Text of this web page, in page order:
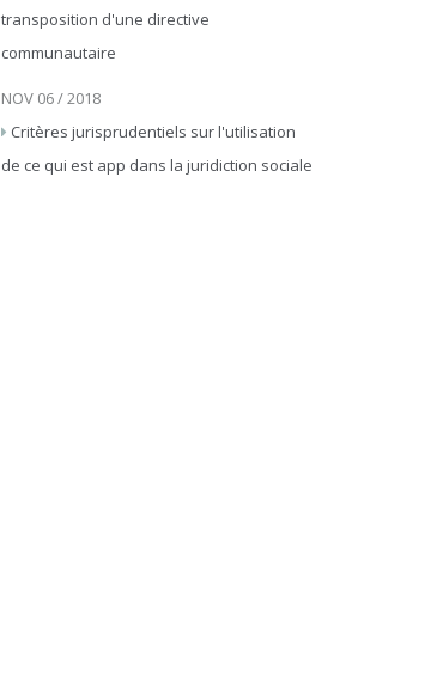
transposition d'une directive
communautaire
NOV 06 / 2018
Critères jurisprudentiels sur l'utilisation
de ce qui est app dans la juridiction sociale